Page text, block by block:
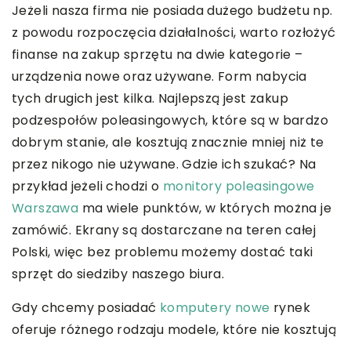
Jeżeli nasza firma nie posiada dużego budżetu np.
z powodu rozpoczęcia działalności, warto rozłożyć
finanse na zakup sprzętu na dwie kategorie –
urządzenia nowe oraz używane. Form nabycia
tych drugich jest kilka. Najlepszą jest zakup
podzespołów poleasingowych, które są w bardzo
dobrym stanie, ale kosztują znacznie mniej niż te
przez nikogo nie używane. Gdzie ich szukać? Na
przykład jeżeli chodzi o monitory poleasingowe
Warszawa ma wiele punktów, w których można je
zamówić. Ekrany są dostarczane na teren całej
Polski, więc bez problemu możemy dostać taki
sprzęt do siedziby naszego biura.
Gdy chcemy posiadać komputery nowe rynek
oferuje różnego rodzaju modele, które nie kosztują